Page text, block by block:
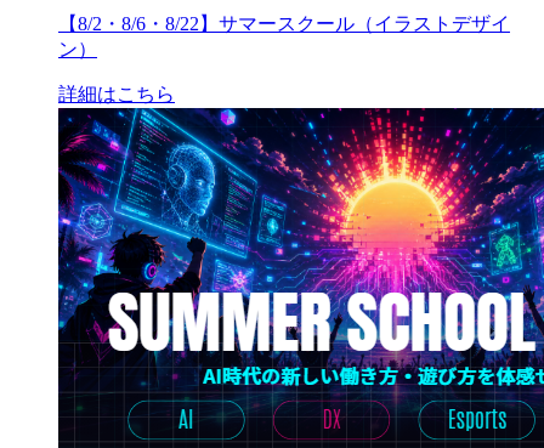
【8/2・8/6・8/22】サマースクール（イラストデザイ
ン）
詳細はこちら